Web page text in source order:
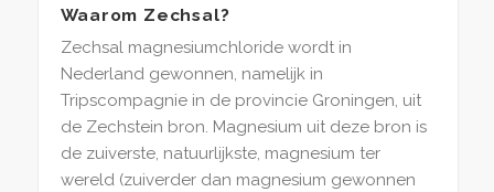
Waarom Zechsal?
Zechsal magnesiumchloride wordt in
Nederland gewonnen, namelijk in
Tripscompagnie in de provincie Groningen, uit
de Zechstein bron. Magnesium uit deze bron is
de zuiverste, natuurlijkste, magnesium ter
wereld (zuiverder dan magnesium gewonnen